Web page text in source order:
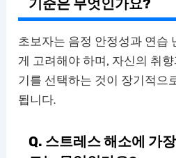
기준은 무엇인가요?
초보자는 음정 안정성과 연습
게 고려해야 하며, 자신의 취
기를 선택하는 것이 장기적으
됩니다.
Q. 스트레스 해소에 가